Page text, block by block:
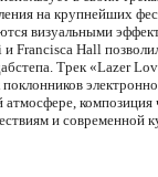
на крупнейших
визуальными
Francisca Hall
Трек «Lazer
композиция
и современной